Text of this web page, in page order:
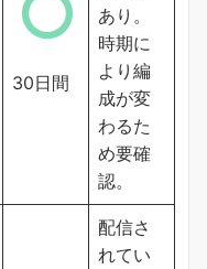
30日間
あり。
時期に
より編
成が変
わるた
め要確
認。
配信さ
れてい